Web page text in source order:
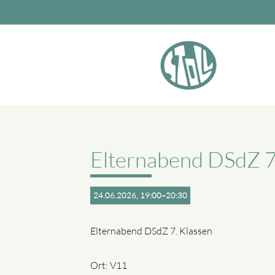
Suchbegriffe
Elternabend DSdZ
24.06.2026, 19:00–20:30
Elternabend DSdZ 7. Klassen
Ort: V11